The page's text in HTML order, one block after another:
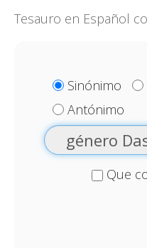
Tesauro en Español
Sinónimo
Antónimo
Que